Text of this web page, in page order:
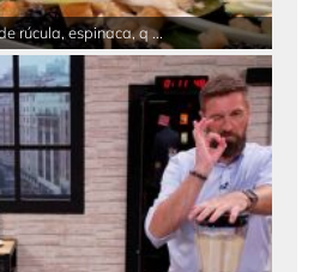
rúcula, espinaca, q ...